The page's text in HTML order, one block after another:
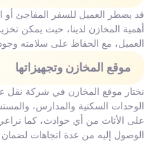
قد يضطر العميل للسفر المفاجئ أو
أهمية المخازن لدينا، حيث يمكن
العميل، مع الحفاظ على سلامته
موقع المخازن وتجهيزاتها
نختار موقع المخازن في شركة
الوحدات السكنية والمدارس،
على الأثاث من أي حوادث، كما
الوصول إليه من عدة اتجاهات لضمان